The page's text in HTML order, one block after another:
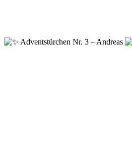
Adventstürchen Nr. 3 – Andreas